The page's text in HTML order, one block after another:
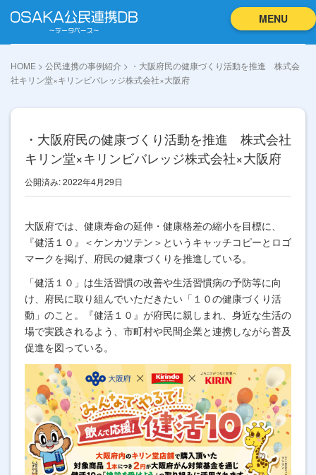
MENU
HOME > 公民連携の事例紹介 > ・大阪府民の健康づくり活動を推進 株式会
社キリン堂×キリンビバレッジ株式会社×大阪府
・大阪府民の健康づくり活動を推進 株式会社
キリン堂×キリンビバレッジ株式会社×大阪府
公開済み: 2022年4月29日
大阪府では、健康寿命の延伸・健康格差の縮小を目標に、
『健活１０』＜ケンカツテン＞というキャッチコピーとロゴ
マークを掲げ、府民の健康づくりを推進している。
「健活１０」は生活習慣の改善や生活習慣病の予防等に向
け、府民に取り組んでいただきたい「１０の健康づくり活
動」のこと。『健活１０』が府民に親しまれ、身近な生活の
場で実践されるよう、市町村や民間企業と連携しながら普及
促進を図っている。